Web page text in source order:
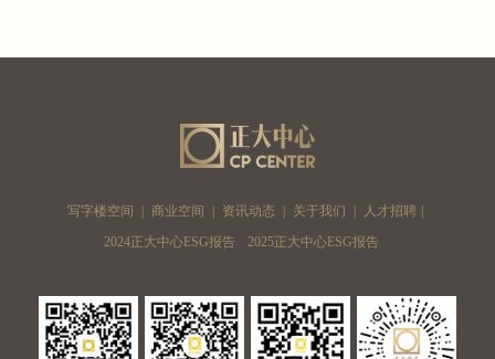
写字楼空间 | 商业空间 | 资讯动态 | 关于我们 | 人才招聘 |
2024正大中心ESG报告
2025正大中心ESG报告